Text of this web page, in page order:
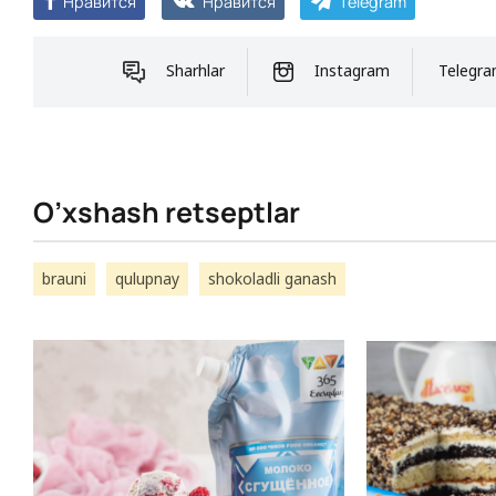
Sharhlar Instagram
O’xshash retseptlar
brauni qulupnay shokoladli ganash